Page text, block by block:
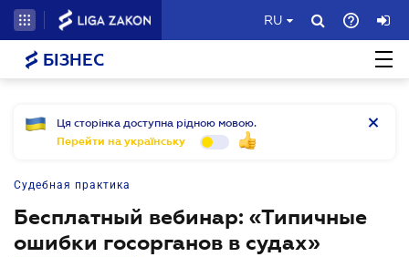
RU
БІЗНЕС
Ця сторінка доступна рідною мовою.
Перейти на українську
Судебная практика
Бесплатный вебинар: «Типичные
ошибки госорганов в судах»